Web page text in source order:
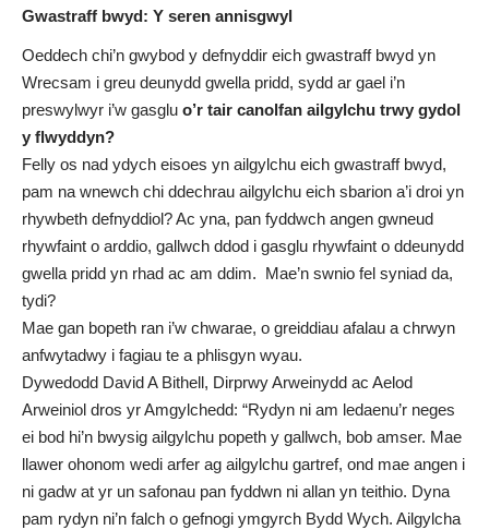
Gwastraff bwyd: Y seren annisgwyl
Oeddech chi’n gwybod y defnyddir eich gwastraff bwyd yn
Wrecsam i greu deunydd gwella pridd, sydd ar gael i’n
preswylwyr i’w gasglu o’r tair canolfan ailgylchu trwy gydol
y flwyddyn?
Felly os nad ydych eisoes yn ailgylchu eich gwastraff bwyd,
pam na wnewch chi ddechrau ailgylchu eich sbarion a’i droi yn
rhywbeth defnyddiol? Ac yna, pan fyddwch angen gwneud
rhywfaint o arddio, gallwch ddod i gasglu rhywfaint o ddeunydd
gwella pridd yn rhad ac am ddim. Mae’n swnio fel syniad da,
tydi?
Mae gan bopeth ran i’w chwarae, o greiddiau afalau a chrwyn
anfwytadwy i fagiau te a phlisgyn wyau.
Dywedodd David A Bithell, Dirprwy Arweinydd ac Aelod
Arweiniol dros yr Amgylchedd: “Rydyn ni am ledaenu’r neges
ei bod hi’n bwysig ailgylchu popeth y gallwch, bob amser. Mae
llawer ohonom wedi arfer ag ailgylchu gartref, ond mae angen i
ni gadw at yr un safonau pan fyddwn ni allan yn teithio. Dyna
pam rydyn ni’n falch o gefnogi ymgyrch Bydd Wych. Ailgylcha